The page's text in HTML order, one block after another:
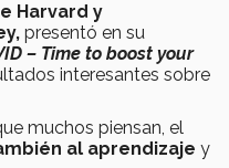
Harvard y
presentó en su
– Time to boost your
interesantes sobre
muchos piensan, el
al aprendizaje y